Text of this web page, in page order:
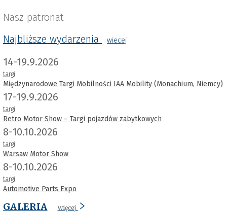
Nasz patronat
Najbliższe wydarzenia
wiecej
14-19.9.2026
targi
Międzynarodowe Targi Mobilności IAA Mobility (Monachium, Niemcy)
17-19.9.2026
targi
Retro Motor Show – Targi pojazdów zabytkowych
8-10.10.2026
targi
Warsaw Motor Show
8-10.10.2026
targi
Automotive Parts Expo
GALERIA więcej